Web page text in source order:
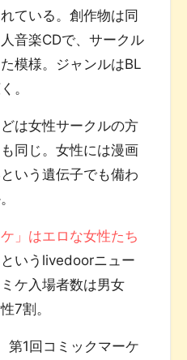
ている。創作物は同
音楽CDで、サークル
模様。ジャンルはBL
。
は女性サークルの方
同じ。女性には漫画
いう遺伝子でも備わ
」はエロな女性たち
いうlivedoorニュー
ケ入場者数は男女
7割。
第1回コミックマーケ